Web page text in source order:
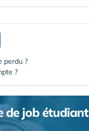
perdu ?
?
de job étudiant